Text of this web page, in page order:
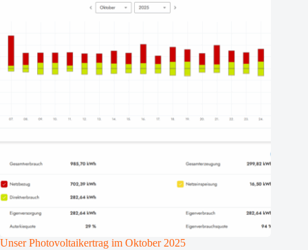
Unser Photovoltaikertrag im Oktober 2025